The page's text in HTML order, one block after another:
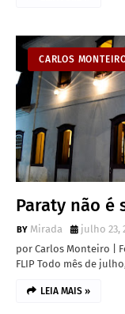
CARLOS
Paraty não é
Mirada
julho 23,
por Carlos Monteiro |
FLIP Todo mês de
LEIA MAIS »